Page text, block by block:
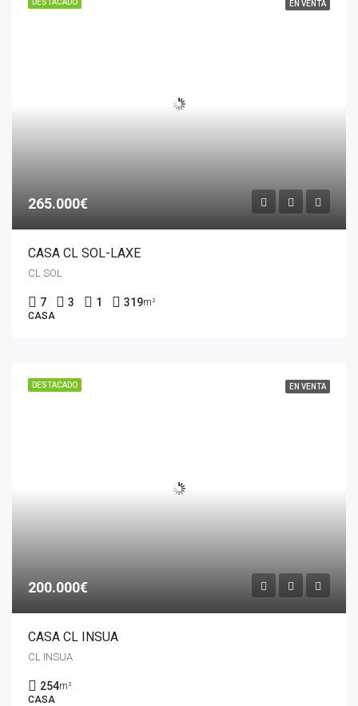
EN VENTA
265.000€
CASA CL SOL-LAXE
CL SOL
7 3 1 319m²
CASA
DESTACADO EN VENTA
200.000€
CASA CL INSUA
CL INSUA
254m²
CASA